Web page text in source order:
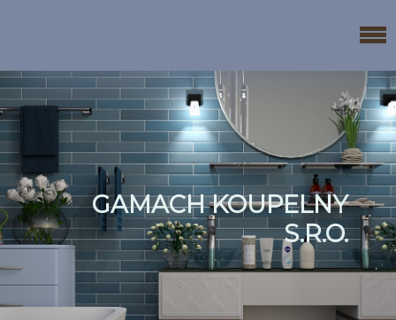
GAMACH KOUPELNY
S.R.O.